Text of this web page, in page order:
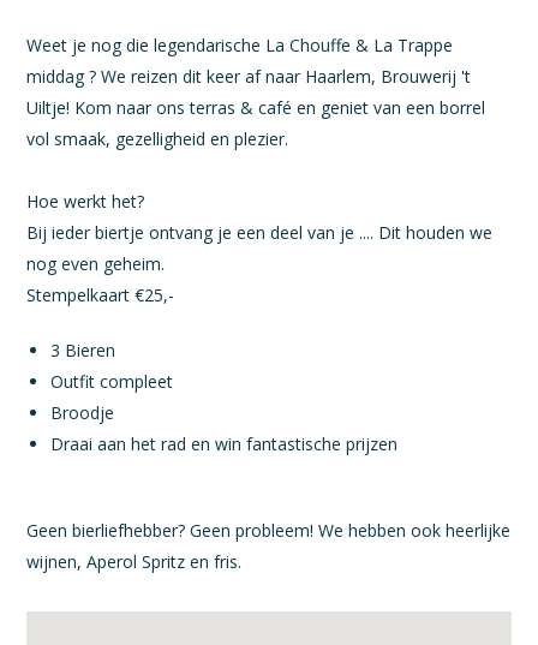
Weet je nog die legendarische La Chouffe & La Trappe
middag ? We reizen dit keer af naar Haarlem, Brouwerij 't
Uiltje! Kom naar ons terras & café en geniet van een borrel
vol smaak, gezelligheid en plezier.
Hoe werkt het?
Bij ieder biertje ontvang je een deel van je .... Dit houden we
nog even geheim.
Stempelkaart €25,-
3 Bieren
Outfit compleet
Broodje
Draai aan het rad en win fantastische prijzen
Geen bierliefhebber? Geen probleem! We hebben ook heerlijke
wijnen, Aperol Spritz en fris.